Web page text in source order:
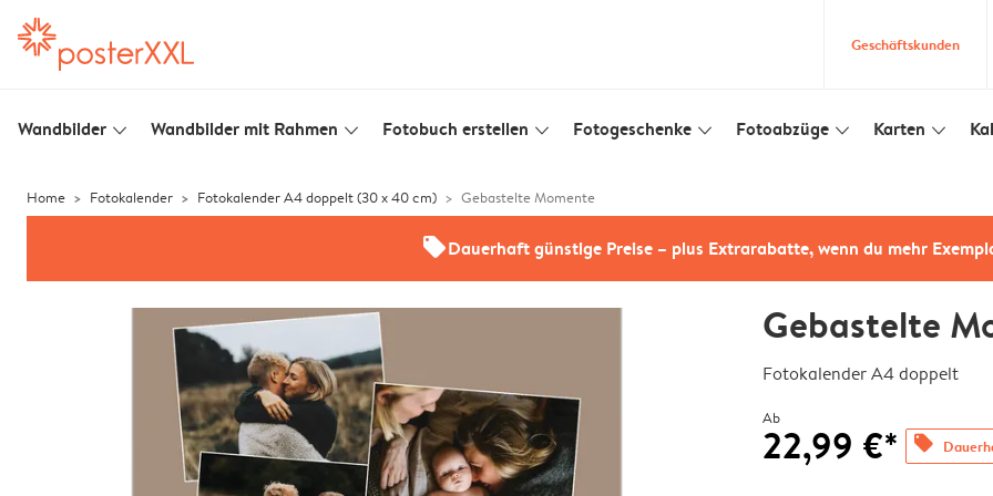
Geschäftskunden
Wandbilder slim_arrow_down Wandbilder mit Rahmen slim_arrow_down Fotobuch erstellen slim_arrow_down Fotogeschenke slim_arrow_down Fotoabzüge slim_arrow_down Karten slim_arrow_down
Home Fotokalender Fotokalender A4 doppelt (30 x 40 cm) Gebastelte Momente
offersDauerhaft günstige Preise – plus Extrarabatte, wenn du mehr
Gebastelte
Fotokalender A4 doppelt
Ab
22,99 €* offers